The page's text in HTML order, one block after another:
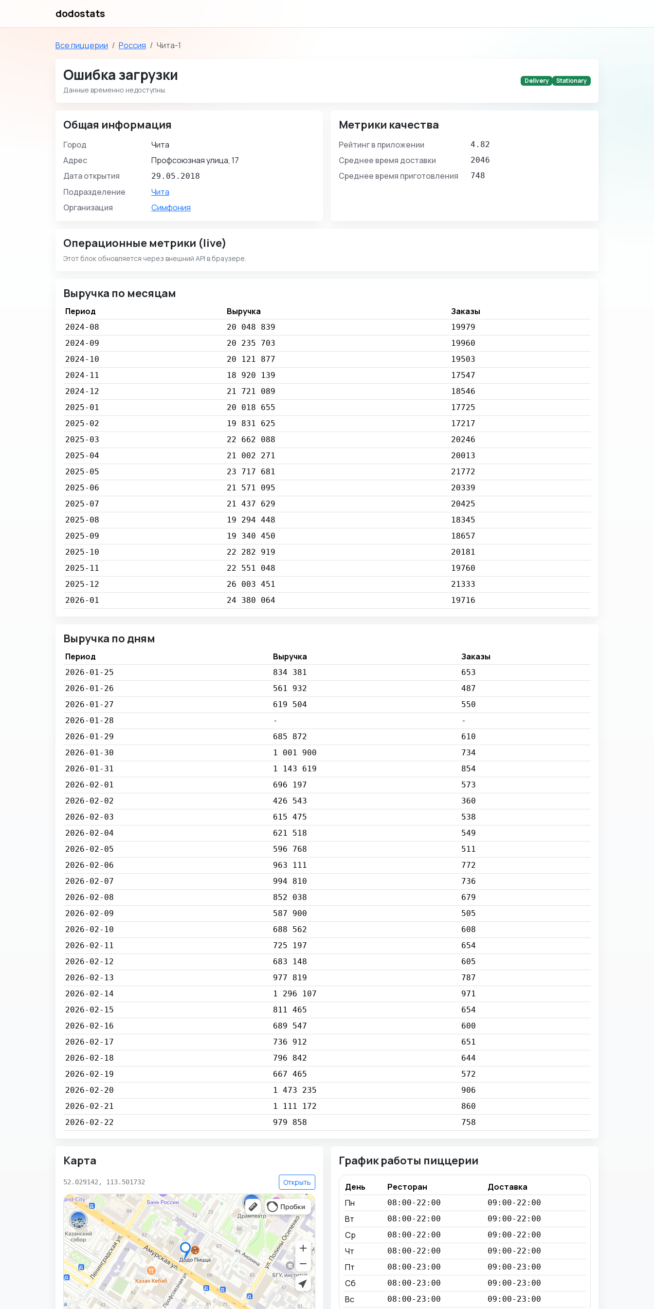
dodostats
Все пиццерии Россия Чита-1
Ошибка загрузки
Данные временно недоступны.
Delivery Stationary
Общая информация
Город
Чита
Адрес
Профсоюзная улица, 17
Дата открытия
29.05.2018
Подразделение
Чита
Организация
Симфония
Метрики качества
Рейтинг в приложении 4.82
Среднее время доставки 2046
Среднее время приготовления 748
Операционные метрики (live)
Этот блок обновляется через внешний API в браузере.
Выручка по месяцам
Период Выручка Заказы
2024-08 20 048 839
19979
2024-09
20 235 703
19960
2024-10
20 121 877
19503
2024-11
18 920 139
17547
2024-12
21 721 089
18546
2025-01
20 018 655
17725
2025-02
19 831 625
17217
2025-03
22 662 088
20246
2025-04
21 002 271
20013
2025-05
23 717 681
21772
2025-06
21 571 095
20339
2025-07
21 437 629
20425
2025-08
19 294 448
18345
2025-09
19 340 450
18657
2025-10
22 282 919
20181
2025-11
22 551 048
19760
2025-12
26 003 451
21333
2026-01
24 380 064 19716
Выручка по дням
Период Выручка Заказы
2026-01-25 834 381
653
2026-01-26
561 932
487
2026-01-27
619 504
550
2026-01-28
-
-
2026-01-29
685 872
610
2026-01-30
1 001 900
734
2026-01-31
1 143 619
854
2026-02-01
696 197
573
2026-02-02
426 543
360
2026-02-03
615 475
538
2026-02-04
621 518
549
2026-02-05
596 768
511
2026-02-06
963 111
772
2026-02-07
994 810
736
2026-02-08
852 038
679
2026-02-09
587 900
505
2026-02-10
688 562
608
2026-02-11
725 197
654
2026-02-12
683 148
605
2026-02-13
977 819
787
2026-02-14
1 296 107
971
2026-02-15
811 465
654
2026-02-16
689 547
600
2026-02-17
736 912
651
2026-02-18
796 842
644
2026-02-19
667 465
572
2026-02-20
1 473 235
906
2026-02-21
1 111 172
860
2026-02-22
979 858 758
Карта
52.029142, 113.501732 Открыть
График работы пиццерии
День Ресторан
Доставка
Пн
08:00-22:00 09:00-22:00
Вт 08:00-22:00 09:00-22:00
Ср 08:00-22:00 09:00-22:00
Чт 08:00-22:00 09:00-22:00
Пт 08:00-23:00 09:00-23:00
Сб 08:00-23:00 09:00-23:00
Вс 08:00-23:00 09:00-23:00